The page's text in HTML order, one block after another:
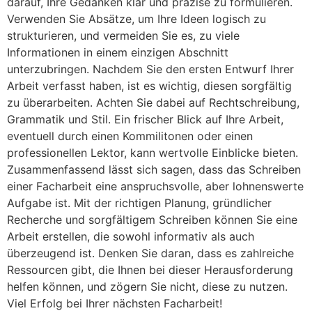
Verwenden Sie Absätze, um Ihre Ideen logisch zu
strukturieren, und vermeiden Sie es, zu viele
Informationen in einem einzigen Abschnitt
unterzubringen. Nachdem Sie den ersten Entwurf Ihrer
Arbeit verfasst haben, ist es wichtig, diesen sorgfältig
zu überarbeiten. Achten Sie dabei auf Rechtschreibung,
Grammatik und Stil. Ein frischer Blick auf Ihre Arbeit,
eventuell durch einen Kommilitonen oder einen
professionellen Lektor, kann wertvolle Einblicke bieten.
Zusammenfassend lässt sich sagen, dass das Schreiben
einer Facharbeit eine anspruchsvolle, aber lohnenswerte
Aufgabe ist. Mit der richtigen Planung, gründlicher
Recherche und sorgfältigem Schreiben können Sie eine
Arbeit erstellen, die sowohl informativ als auch
überzeugend ist. Denken Sie daran, dass es zahlreiche
Ressourcen gibt, die Ihnen bei dieser Herausforderung
helfen können, und zögern Sie nicht, diese zu nutzen.
Viel Erfolg bei Ihrer nächsten Facharbeit!